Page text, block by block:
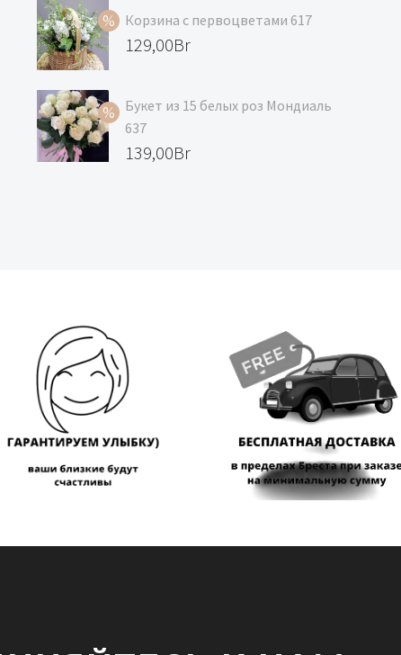
составляла
129,00Br.
цена:
118,00Br.
Корзина с первоцветами 617
Первоначальная
составляла
139,00Br.
129,00Br
цена:
129,00Br.
Букет из 15 белых роз Мондиаль
637
Первоначальная
139,00Br